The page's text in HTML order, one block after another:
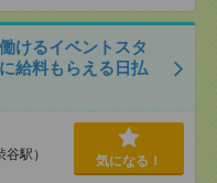
けるイベントスタ
給料もらえる日払
駅） 気になる！